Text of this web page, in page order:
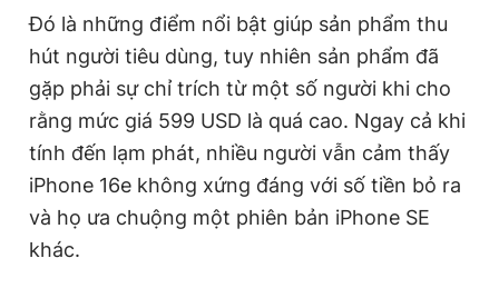
Tổng biên tập: Nguyễn Ngọc Toàn
Phó tổng biên tập thường trực: Hải Thành
Phó tổng biên tập: Lâm Hiếu Dũng
Phó tổng biên tập: Trần Việt Hưng
Tổng thư ký tòa soạn: Đức Trung
Giấy phép xuất bản số 110/GP - BTTTT cấp ngày 24.3.2020
© 2003-2026 Bản quyền thuộc về Báo Thanh Niên. Cấm sao
chép dưới mọi hình thức nếu không có sự chấp thuận bằng văn
bản. Phát triển bởi ePi Technologies, JSC.
Đó là những điểm nổi bật giúp sản phẩm thu
hút người tiêu dùng, tuy nhiên sản phẩm đã
gặp phải sự chỉ trích từ một số người khi cho
rằng mức giá 599 USD là quá cao. Ngay cả khi
tính đến lạm phát, nhiều người vẫn cảm thấy
iPhone 16e không xứng đáng với số tiền bỏ ra
và họ ưa chuộng một phiên bản iPhone SE
khác.